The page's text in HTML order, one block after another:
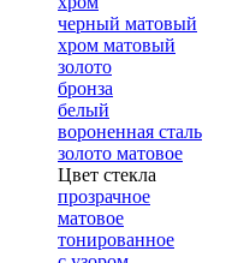
черный матовый
хром матовый
золото
бронза
белый
вороненная сталь
золото матовое
Цвет стекла
прозрачное
матовое
тонированное